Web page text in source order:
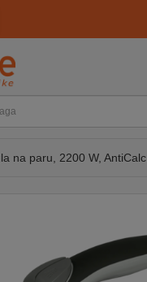
na paru, 2200 W, AntiCalc